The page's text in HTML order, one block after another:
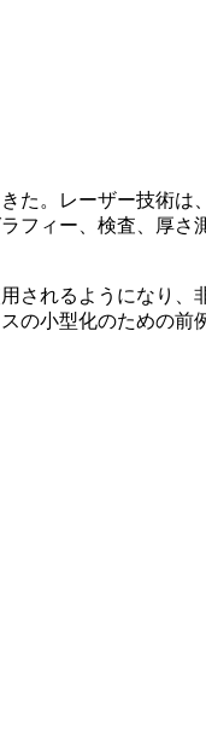
た。レーザー技術
フィー、検査、厚
されるようになり
の小型化のための前